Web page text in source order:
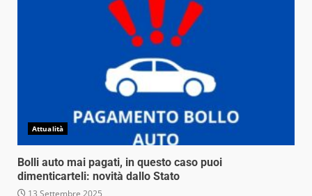
Attualità
Bolli auto mai pagati, in questo caso puoi
dimenticarteli: novità dallo Stato
13 Settembre 2025